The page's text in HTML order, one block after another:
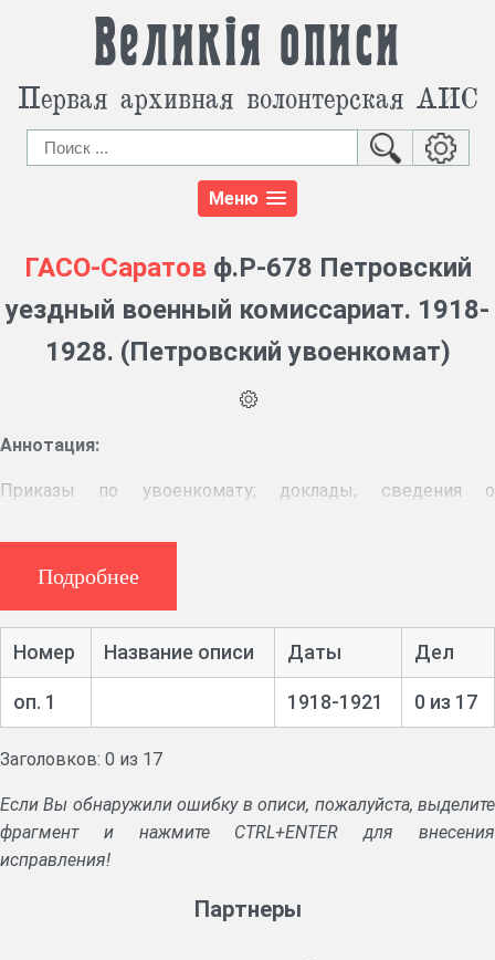
Великія описи
Первая архивная волонтерская АИС
Меню
ГАСО-Саратовф.Р-678 Петровский
уездный военный комиссариат. 1918-
1928. (Петровский увоенкомат)
Аннотация:
Приказы по увоенкомату; доклады, сведения о
военнообязанных; переписка; сведения по личному
составу, списки служащих, ведомости на выдачу
Документы фонда (503 дела) утрачены во время пожара
29.08.1974.
Подробнее
Номер Название описи Даты Дел
оп. 1 1918-1921 0 из 17
Заголовков: 0 из 17
Если Вы обнаружили ошибку в описи, пожалуйста, выделите
фрагмент и нажмите CTRL+ENTER для внесения
исправления!
Партнеры